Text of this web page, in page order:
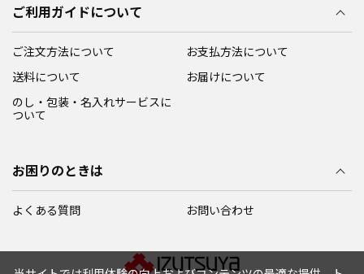
ご利用ガイドについて
ご注文方法について
お支払方法について
送料について
お届けについて
のし・包装・名入れサービスに
ついて
お困りのときは
よくある質問 お問い合わせ